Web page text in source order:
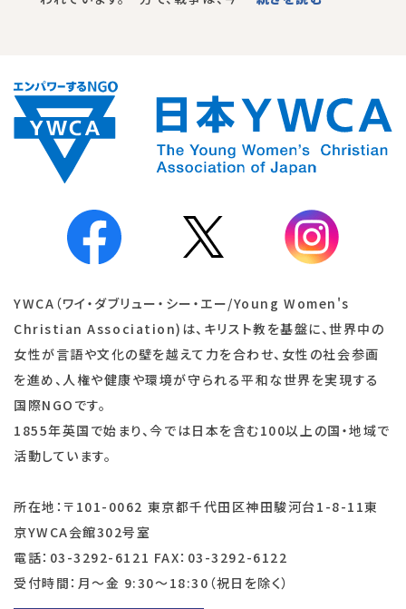
YWCA（ワイ・ダブリュー・シー・エー/Young Women's
Christian Association)は、キリスト教を基盤に、世界中の
女性が言語や文化の壁を越えて力を合わせ、女性の社会参画
を進め、人権や健康や環境が守られる平和な世界を実現する
国際NGOです。
1855年英国で始まり、今では日本を含む100以上の国・地域で
活動しています。
所在地：〒101-0062 東京都千代田区神田駿河台1-8-11東
京YWCA会館302号室
電話：03-3292-6121 FAX：03-3292-6122
受付時間：月～金 9:30～18:30（祝日を除く）